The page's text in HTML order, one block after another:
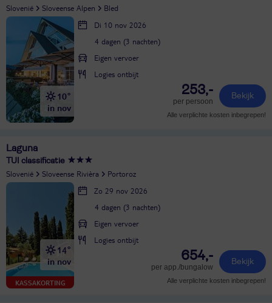
Slovenië Sloveense Alpen Bled
10°
in nov
Di 10 nov 2026
4 dagen (3 nachten)
Eigen vervoer
Logies ontbijt
253,-
per persoon
Bekijk
Alle verplichte kosten inbegrepen!
Laguna
TUI classificatie
Slovenië Sloveense Rivièra Portoroz
KASSAKORTING
14°
in nov
Zo 29 nov 2026
4 dagen (3 nachten)
Eigen vervoer
Logies ontbijt
654,-
per app./bungalow
Bekijk
Alle verplichte kosten inbegrepen!